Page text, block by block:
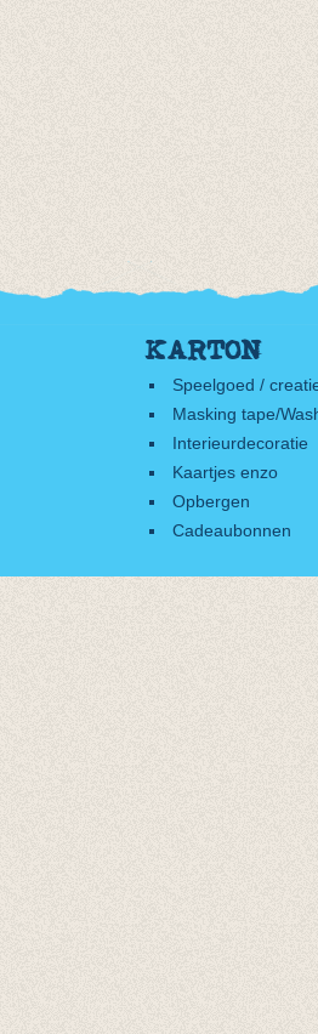
KARTON
Speelgoed /
Masking tape/
Interieurdecoratie
Kaartjes enzo
Opbergen
Cadeaubonnen